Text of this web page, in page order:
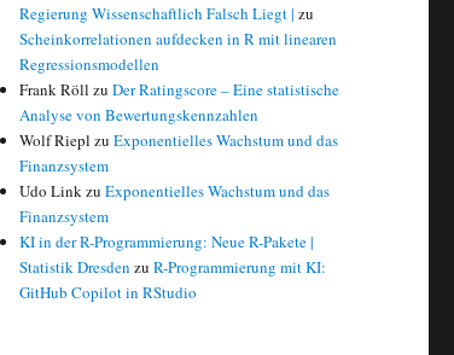
Regierung Wissenschaftlich Falsch Liegt | zu
Scheinkorrelationen aufdecken in R mit linearen
Regressionsmodellen
Frank Röll zuDer Ratingscore – Eine statistische
Analyse von Bewertungskennzahlen
Wolf Riepl zuExponentielles Wachstum und das
Finanzsystem
Udo LinkzuExponentielles Wachstum und das
Finanzsystem
KI in der R-Programmierung: Neue R-Pakete |
Statistik Dresden zuR-Programmierung mit KI:
GitHub Copilot in RStudio